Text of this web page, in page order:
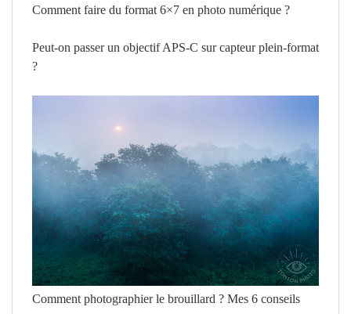
Comment faire du format 6×7 en photo numérique ?
Peut-on passer un objectif APS-C sur capteur plein-format
?
Comment photographier le brouillard ? Mes 6 conseils